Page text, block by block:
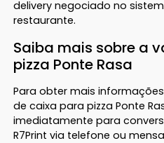
delivery negociado no
restaurante.
Saiba mais sobre a
pizza Ponte Rasa
Para obter mais
de caixa para pizza Ponte
imediatamente para
R7Print via telefone ou